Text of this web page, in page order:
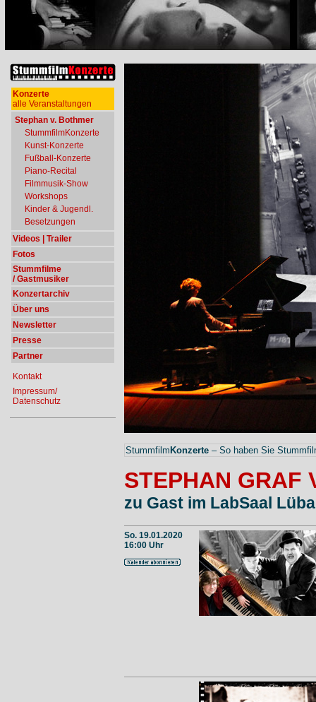
Konzerte
alle Veranstaltungen
Stephan v. Bothmer
StummfilmKonzerte
Kunst-Konzerte
Fußball-Konzerte
Piano-Recital
Filmmusik-Show
Workshops
Kinder & Jugendl.
Besetzungen
Videos | Trailer
Fotos
Stummfilme
/ Gastmusiker
Konzertarchiv
Über uns
Newsletter
Presse
Partner
Kontakt
Impressum/
Datenschutz
StummfilmKonzerte – So haben Sie
STEPHAN GRAF
zu Gast im LabSaal
So. 19.01.2020
16:00 Uhr